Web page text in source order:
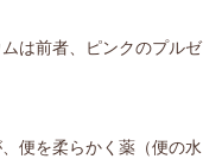
は前者、ピンクのプルゼ
便を柔らかく薬（便の水